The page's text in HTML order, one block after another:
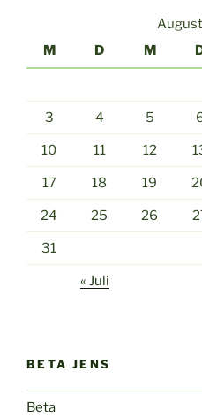
M
D M
3 4 5
10 11 12
17 18 19
24 25 26
31
« Juli
BETA JENS
Beta